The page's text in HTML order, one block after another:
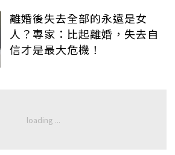
離婚後失去全部的永遠是女
人？專家：比起離婚，失去自
信才是最大危機！